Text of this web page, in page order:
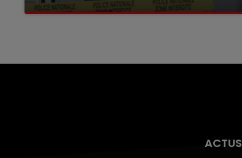
Selon les premiers éléments, le logement
ACTUS